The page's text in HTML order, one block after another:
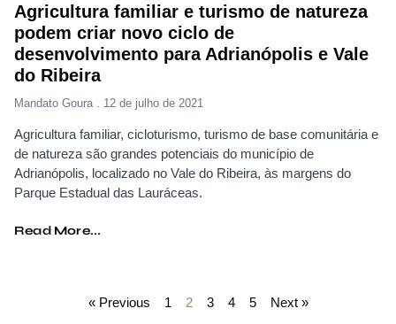
Agricultura familiar e turismo de natureza
podem criar novo ciclo de
desenvolvimento para Adrianópolis e Vale
do Ribeira
Mandato Goura 12 de julho de 2021
Agricultura familiar, cicloturismo, turismo de base comunitária e
de natureza são grandes potenciais do município de
Adrianópolis, localizado no Vale do Ribeira, às margens do
Parque Estadual das Lauráceas.
Read More...
« Previous 1 2 3 4 5 Next »